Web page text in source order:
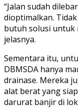
“Jalan sudah
dioptimalkan.
butuh solusi untuk
jelasnya.
Sementara itu,
DBMSDA hanya
drainase. Mereka
alat berat yang
darurat banjir di